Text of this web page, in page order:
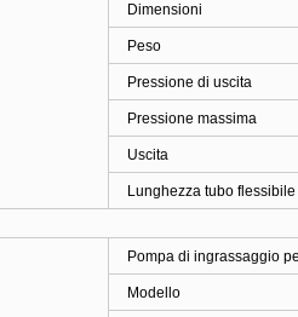
Dimensioni
Peso
Pressione di uscita
Pressione massima
Uscita
Lunghezza tubo flessibile
Pompa di ingrassaggio
Modello